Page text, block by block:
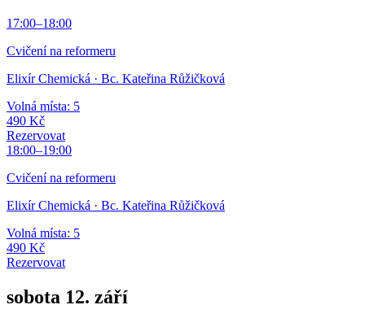
17:00–18:00
Cvičení na reformeru
Elixír Chemická · Bc. Kateřina Růžičková
Volná místa: 5
490 Kč
Rezervovat
18:00–19:00
Cvičení na reformeru
Elixír Chemická · Bc. Kateřina Růžičková
Volná místa: 5
490 Kč
Rezervovat
sobota 12. září